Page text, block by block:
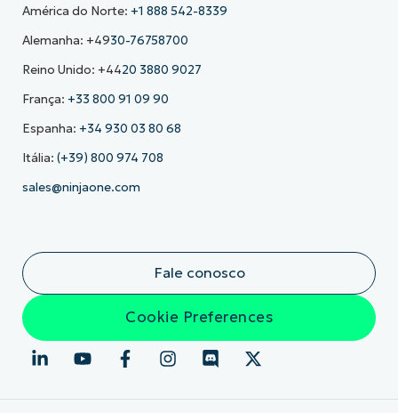
América do Norte: +1 888 542-8339
Alemanha: +4930-76758700
Reino Unido: +4420 3880 9027
França: +33 800 91 09 90
Espanha: +34 930 03 80 68
Itália: (+39) 800 974 708
sales@ninjaone.com
Fale conosco
Cookie Preferences